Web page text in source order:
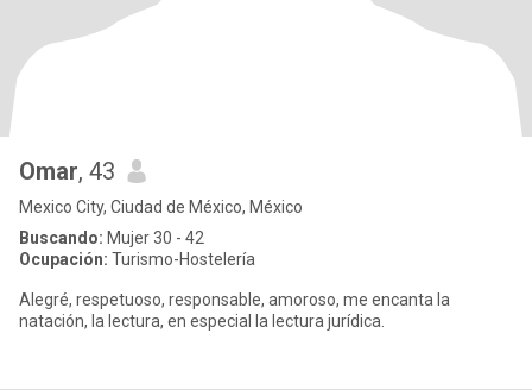
Omar, 43
Mexico City, Ciudad de México, México
Buscando: Mujer 30 - 42
Ocupación: Turismo-Hostelería
Alegré, respetuoso, responsable, amoroso, me encanta la
natación, la lectura, en especial la lectura jurídica.